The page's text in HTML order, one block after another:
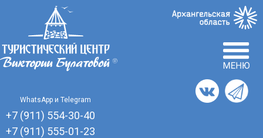
Отзывы
WhatsApp и Telegram
+7 (911) 554-30-40
+7 (911) 555-01-23